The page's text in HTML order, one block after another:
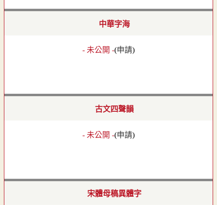
中華字海
- 未公開 -(申請)
古文四聲韻
- 未公開 -(申請)
宋體母稿異體字